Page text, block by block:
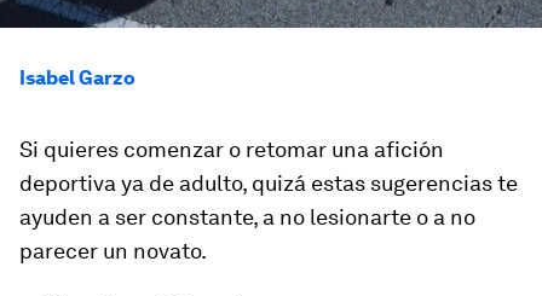
Isabel Garzo
Si quieres comenzar o retomar una afición
deportiva ya de adulto, quizá estas sugerencias te
ayuden a ser constante, a no lesionarte o a no
parecer un novato.